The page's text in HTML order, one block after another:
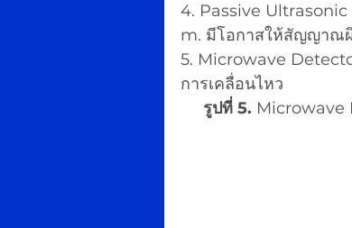
4. Passive Ultrasonic
m. มีโอกาสให้สัญญาณ
5. Microwave
การเคลื่อนไหว
รูปที่ 5. Microwave